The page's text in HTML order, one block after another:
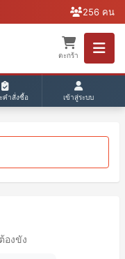
256 คน
ตะกร้า
คำสั่งซื้อ เข้าสู่ระบบ
องขัง